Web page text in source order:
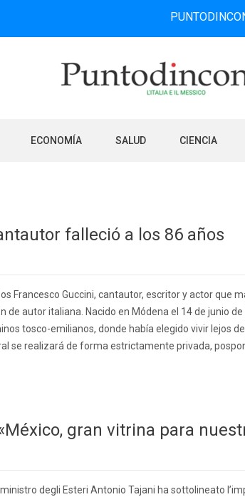
PUNTODINCONTRO,
ECONOMÍA SALUD CIENCIA
falleció a los 86 años
Francesco Guccini, cantautor, escritor y actor que
de autor italiana. Nacido en Módena el 14 de junio
tosco-emilianos, donde había elegido vivir lejos
se realizará de forma estrictamente privada,
gran vitrina para
degli Esteri Antonio Tajani ha sottolineato